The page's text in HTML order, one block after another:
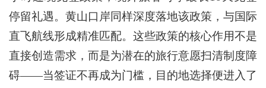
停留礼遇。黄山口岸同样深度落地该政策，与国际
直飞航线形成精准匹配。这些政策的核心作用不是
直接创造需求，而是为潜在的旅行意愿扫清制度障
碍——当签证不再成为门槛，目的地选择便进入了